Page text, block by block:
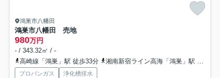
鴻巣市八幡田
鴻巣市八幡田 売地
980万円
- / 343.32㎡ / -
高崎線「鴻巣」駅 徒歩33分
湘南新宿ライン高海「鴻巣」駅 徒歩33分
プロパンガス 浄化槽排水